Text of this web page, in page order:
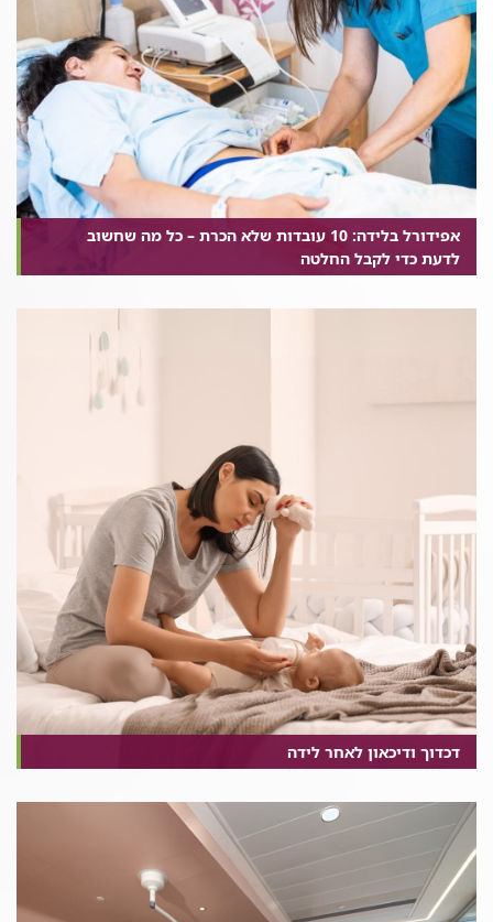
אפידורל בלידה: 10 עובדות שלא הכרת – כל מה שחשוב
לדעת כדי לקבל החלטה
דכדוך ודיכאון לאחר לידה